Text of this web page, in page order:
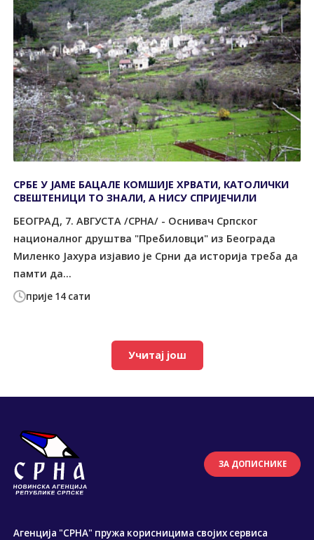
прије 14 сати
СРБЕ У ЈАМЕ БАЦАЛЕ КОМШИЈЕ ХРВАТИ, КАТОЛИЧКИ
СВЕШТЕНИЦИ ТО ЗНАЛИ, А НИСУ СПРИЈЕЧИЛИ
БЕОГРАД, 7. АВГУСТА /СРНА/ - Оснивач Српског
националног друштва "Пребиловци" из Београда
Миленко Јахура изјавио је Срни да историја треба да
памти да...
Учитај још
ЗА ДОПИСНИКЕ
Агенција "СРНА" пружа корисницима својих сервиса